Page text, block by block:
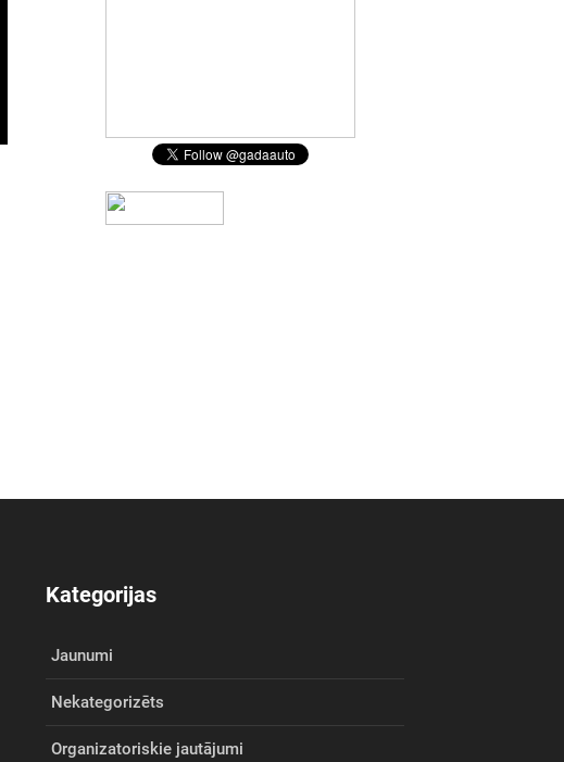
Kategorijas
Jaunumi
Nekategorizēts
Organizatoriskie jautājumi